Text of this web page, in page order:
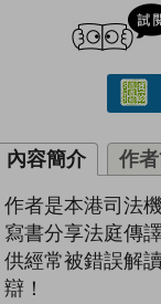
內容簡介 作
作者是本港司法
寫書分享法庭傳
供經常被錯誤解
辯！